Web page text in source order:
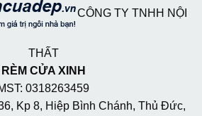
CÔNG TY TNHH NỘI
THẤT
RÈM CỬA XINH
0318263459
Kp 8, Hiệp Bình Chánh, Thủ Đức,